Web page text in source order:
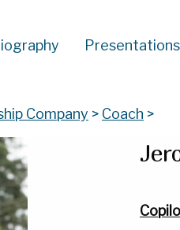
Presentations
Company > Coach >